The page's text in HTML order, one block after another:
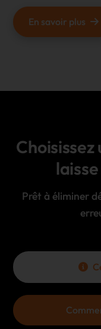
En savoir plus
Prêt à éliminer